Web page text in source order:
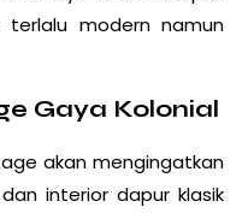
modern namun
Gaya Kolonial
akan mengingatkan
interior dapur klasik